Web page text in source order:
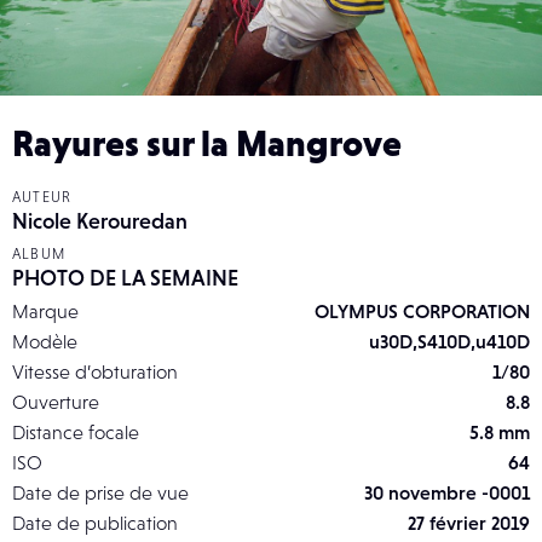
Rayures sur la Mangrove
AUTEUR
Nicole Kerouredan
ALBUM
PHOTO DE LA SEMAINE
Marque
OLYMPUS CORPORATION
Modèle
u30D,S410D,u410D
Vitesse d’obturation
1/80
Ouverture
8.8
Distance focale
5.8 mm
ISO
64
Date de prise de vue
30 novembre -0001
Date de publication
27 février 2019